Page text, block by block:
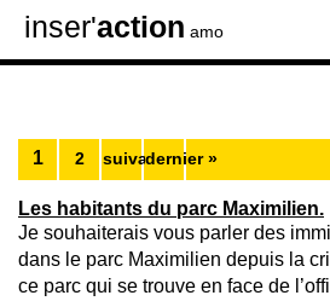
inser'action amo
Les habitants du parc Maximilien.
Je souhaiterais vous parler des
dans le parc Maximilien depuis la
ce parc qui se trouve en face de
1 2 suivant ›dernier »